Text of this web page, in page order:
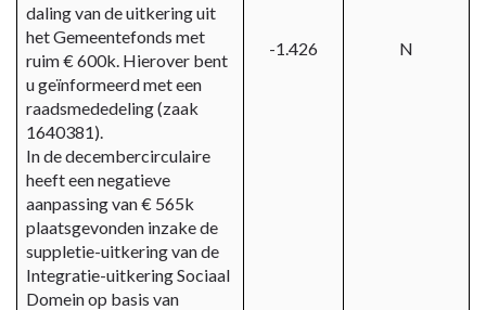
daling van de uitkering uit
het Gemeentefonds met
ruim € 600k. Hierover bent
u geïnformeerd met een
raadsmededeling (zaak
1640381).
In de decembercirculaire
heeft een negatieve
aanpassing van € 565k
plaatsgevonden inzake de
suppletie-uitkering van de
Integratie-uitkering Sociaal
Domein op basis van
-1.426 N